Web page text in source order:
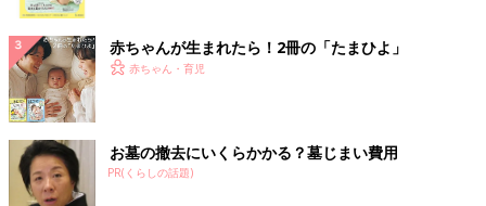
赤ちゃんが生まれたら！2冊の「たまひよ」
赤ちゃん・育児
お墓の撤去にいくらかかる？墓じまい費用
PR(くらしの話題)